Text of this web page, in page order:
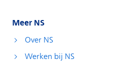
Meer NS
Over NS
Werken bij NS